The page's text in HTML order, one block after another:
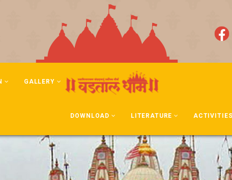
GALLERY
DOWNLOAD LITERATURE ACTIVITIES